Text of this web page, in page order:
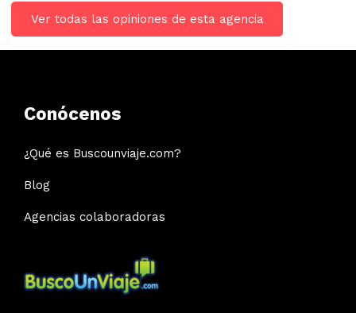
Ver todas las opiniones de esta agencia
Conócenos
¿Qué es Buscounviaje.com?
Blog
Agencias colaboradoras